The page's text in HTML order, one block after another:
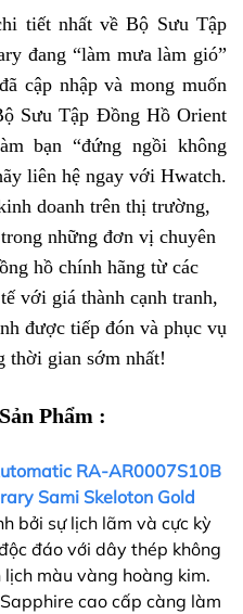
tiết nhất về Bộ Sưu Tập
đang “làm mưa làm gió”
cập nhập và mong muốn
Sưu Tập Đồng Hồ Orient
bạn “đứng ngồi không
liên hệ ngay với Hwatch.
doanh trên thị trường,
những đơn vị chuyên
hồ chính hãng từ các
với giá thành cạnh tranh,
được tiếp đón và phục vụ
thời gian sớm nhất!
Phẩm :
RA-AR0007S10B
Sami Skeloton Gold
bởi sự lịch lãm và cực kỳ
đáo với dây thép không
màu vàng hoàng kim.
cao cấp càng làm